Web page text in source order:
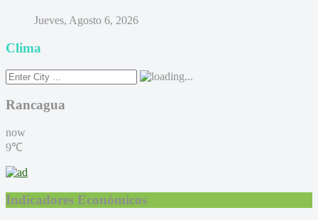
Jueves, Agosto 6, 2026
Clima
Rancagua
now
9℃
Indicadores Económicos